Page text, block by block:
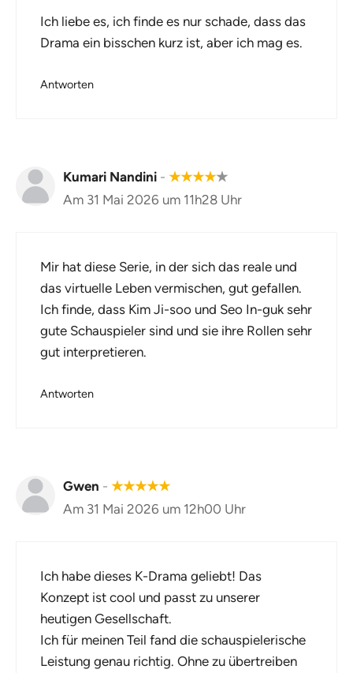
Ich liebe es, ich finde es nur schade, dass das
Drama ein bisschen kurz ist, aber ich mag es.
Antworten
Kumari Nandini - ★★★★★
Am 31 Mai 2026 um 11h28 Uhr
Mir hat diese Serie, in der sich das reale und
das virtuelle Leben vermischen, gut gefallen.
Ich finde, dass Kim Ji-soo und Seo In-guk sehr
gute Schauspieler sind und sie ihre Rollen sehr
gut interpretieren.
Antworten
Gwen - ★★★★★
Am 31 Mai 2026 um 12h00 Uhr
Ich habe dieses K-Drama geliebt! Das
Konzept ist cool und passt zu unserer
heutigen Gesellschaft.
Ich für meinen Teil fand die schauspielerische
Leistung genau richtig. Ohne zu übertreiben